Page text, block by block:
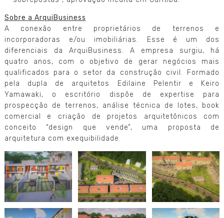
Sobre a ArquiBusiness
A conexão entre proprietários de terrenos e
incorporadoras e/ou imobiliárias. Esse é um dos
diferenciais da ArquiBusiness. A empresa surgiu, há
quatro anos, com o objetivo de gerar negócios mais
qualificados para o setor da construção civil. Formado
pela dupla de arquitetos Edilaine Pelentir e Keiro
Yamawaki, o escritório dispõe de expertise para
prospecção de terrenos, análise técnica de lotes, book
comercial e criação de projetos arquitetônicos com
conceito “design que vende”, uma proposta de
arquitetura com exequibilidade.